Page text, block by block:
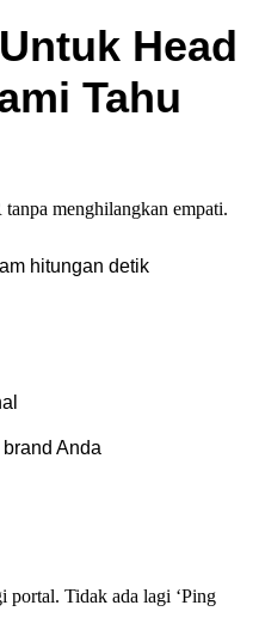
Head
Tahu
menghilangkan empati.
hitungan detik
Anda
portal. Tidak ada lagi ‘Ping